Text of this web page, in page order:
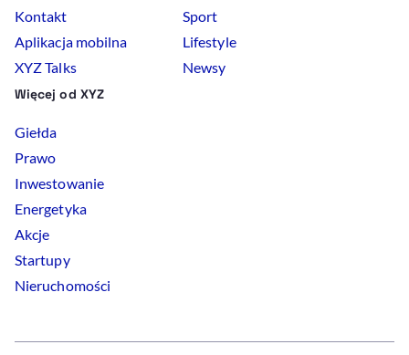
Kontakt
Aplikacja mobilna
XYZ Talks
Sport
Lifestyle
Newsy
Więcej od XYZ
Giełda
Prawo
Inwestowanie
Energetyka
Akcje
Startupy
Nieruchomości